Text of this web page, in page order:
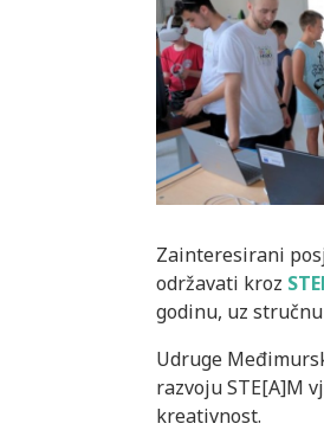
Zainteresirani
održavati kroz
godinu, uz
Udruge
razvoju STE[A]M
kreativnost.